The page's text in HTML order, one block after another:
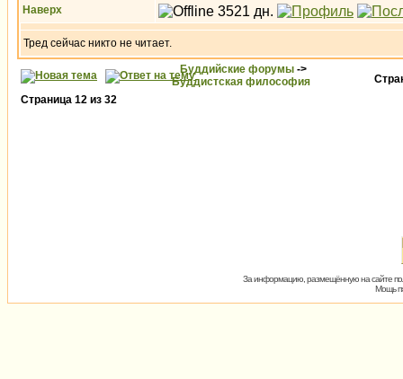
Наверх
Тред сейчас никто не читает.
Буддийские форумы ->
Буддистская философия
Страница 12 из 32
За информацию, размещённую на сайте
Мощь